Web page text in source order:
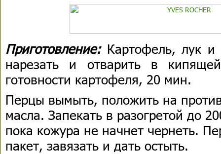
Приготовление:Картофель, лук и
нарезать и отварить в
готовности картофеля, 20 мин.
Перцы вымыть, положить на
масла. Запекать в разогретой до
пока кожура не начнет чернеть.
пакет, завязать и дать остыть.